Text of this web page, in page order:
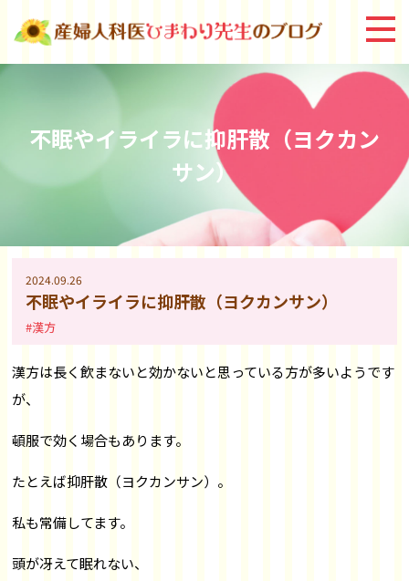
不眠やイライラに抑肝散（ヨクカン
サン）
2024.09.26
不眠やイライラに抑肝散（ヨクカンサン）
#漢方
漢方は長く飲まないと効かないと思っている方が多いようです
が、
頓服で効く場合もあります。
たとえば抑肝散（ヨクカンサン）。
私も常備してます。
頭が冴えて眠れない、